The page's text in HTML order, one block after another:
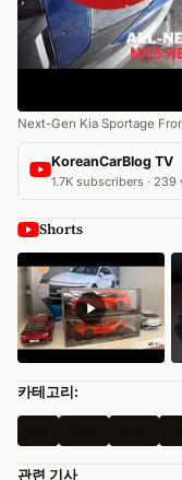
Next-Gen Kia Sportage
KoreanCarBlog TV
1.7K subscribers · 239
Shorts
카테고리:
관련 기사